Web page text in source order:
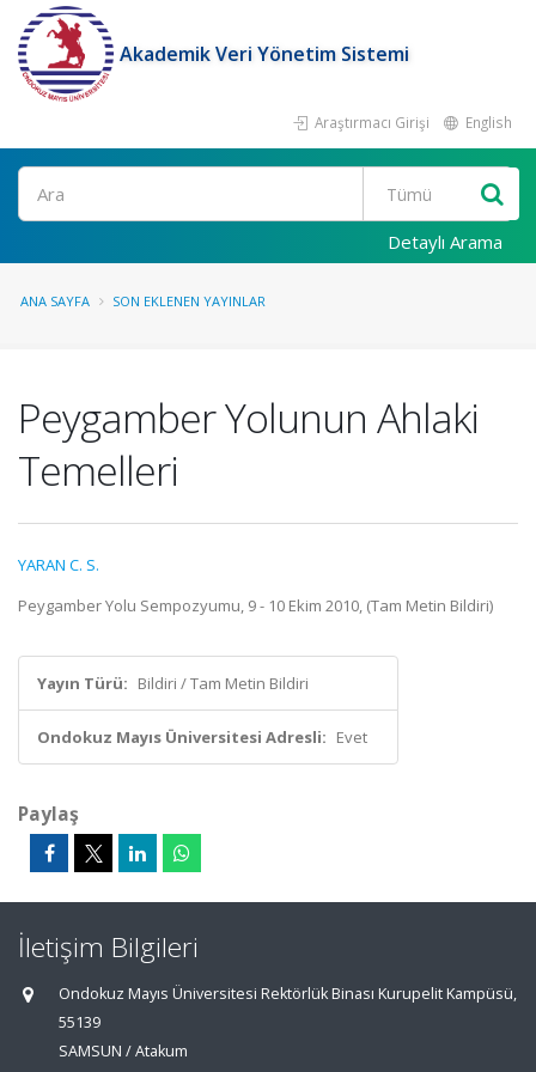
Akademik Veri Yönetim Sistemi
Araştırmacı Girişi English
Ara
Detaylı Arama
ANA SAYFA SON EKLENEN YAYINLAR
Peygamber Yolunun Ahlaki
Temelleri
YARAN C. S.
Peygamber Yolu Sempozyumu, 9 - 10 Ekim 2010, (Tam Metin Bildiri)
Yayın Türü: Bildiri / Tam Metin Bildiri
Ondokuz Mayıs Üniversitesi Adresli: Evet
Paylaş
İletişim Bilgileri
Ondokuz Mayıs Üniversitesi Rektörlük Binası Kurupelit Kampüsü,
55139
SAMSUN / Atakum